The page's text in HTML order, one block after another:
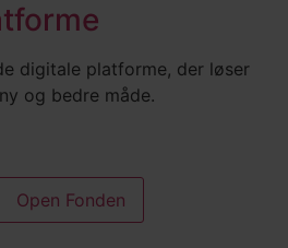
digitale platforme, der løser
og bedre måde.
Open Fonden